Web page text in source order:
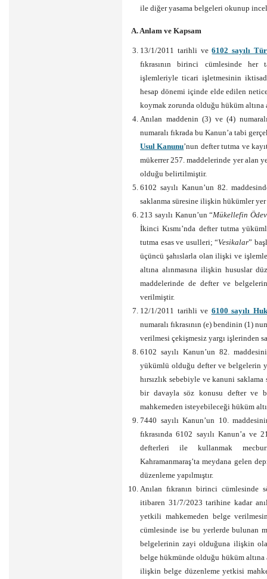
ile diğer yasama belgeleri okunup
A. Anlam ve Kapsam
13/1/2011 tarihli ve6102 sayılı
fıkrasının birinci cümlesinde
işlemleriyle ticari işletmesinin
hesap dönemi içinde elde edilen
koymak zorunda olduğu hüküm altına
Anılan maddenin (3) ve (4)
numaralı fıkrada bu Kanun’a tabi
Usul Kanunu’nun defter tutma ve
mükerrer 257. maddelerinde yer alan
olduğu belirtilmiştir.
6102 sayılı Kanun’un 82.
saklanma süresine ilişkin hükümler yer
213 sayılı Kanun’un “Mükellefin
İkinci Kısmı’nda defter tutma
tutma esas ve usulleri; “Vesikalar”
üçüncü şahıslarla olan ilişki ve
altına alınmasına ilişkin hususlar
maddelerinde de defter ve
verilmiştir.
12/1/2011 tarihli ve 6100 sayılı
numaralı fıkrasının (e) bendinin (1)
verilmesi çekişmesiz yargı işlerinden
6102 sayılı Kanun’un 82.
yükümlü olduğu defter ve belgelerin
hırsızlık sebebiyle ve kanuni saklama
bir davayla söz konusu defter ve
mahkemeden isteyebileceği hüküm
7440 sayılı Kanun’un 10.
fıkrasında 6102 sayılı Kanun’a ve
defterleri ile kullanmak
Kahramanmaraş’ta meydana gelen
düzenleme yapılmıştır.
Anılan fıkranın birinci
itibaren 31/7/2023 tarihine kadar
yetkili mahkemeden belge
cümlesinde ise bu yerlerde bulunan
belgelerinin zayi olduğuna ilişkin
belge hükmünde olduğu hüküm altına
ilişkin belge düzenleme yetkisi